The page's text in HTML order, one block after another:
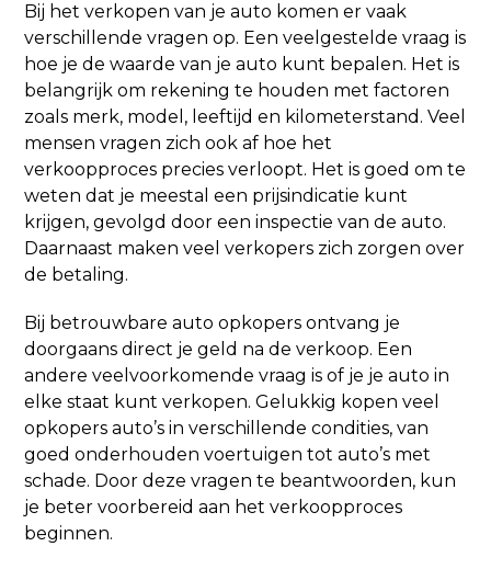
Bij het verkopen van je auto komen er vaak
verschillende vragen op. Een veelgestelde vraag is
hoe je de waarde van je auto kunt bepalen. Het is
belangrijk om rekening te houden met factoren
zoals merk, model, leeftijd en kilometerstand. Veel
mensen vragen zich ook af hoe het
verkoopproces precies verloopt. Het is goed om te
weten dat je meestal een prijsindicatie kunt
krijgen, gevolgd door een inspectie van de auto.
Daarnaast maken veel verkopers zich zorgen over
de betaling.
Bij betrouwbare auto opkopers ontvang je
doorgaans direct je geld na de verkoop. Een
andere veelvoorkomende vraag is of je je auto in
elke staat kunt verkopen. Gelukkig kopen veel
opkopers auto’s in verschillende condities, van
goed onderhouden voertuigen tot auto’s met
schade. Door deze vragen te beantwoorden, kun
je beter voorbereid aan het verkoopproces
beginnen.